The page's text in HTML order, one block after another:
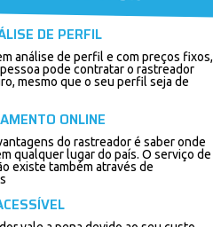
DE PERFIL
análise de perfil e com preços fixos,
pode contratar o rastreador
mesmo que o seu perfil seja de
ONLINE
do rastreador é saber onde
qualquer lugar do país. O serviço de
existe também através de